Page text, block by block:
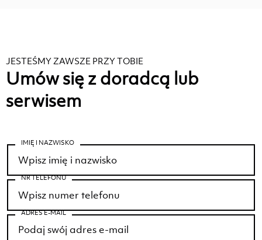
JESTEŚMY ZAWSZE PRZY TOBIE
Umów się z doradcą lub
serwisem
IMIĘ I NAZWISKO
NR TELEFONU
ADRES E-MAIL